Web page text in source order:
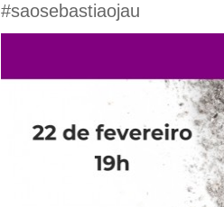
#saosebastiaojau